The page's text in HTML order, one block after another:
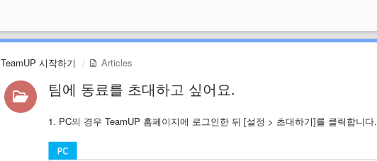
TeamUP 시작하기 Articles
팀에 동료를 초대하고 싶어요.
1. PC의 경우 TeamUP 홈페이지에 로그인한 뒤 [설정 > 초대하기]를 클릭합니다.